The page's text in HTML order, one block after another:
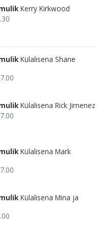
Kerry Kirkwood
Külalisena Shane
Külalisena Rick Jimenez
Külalisena Mark
Külalisena Mina ja